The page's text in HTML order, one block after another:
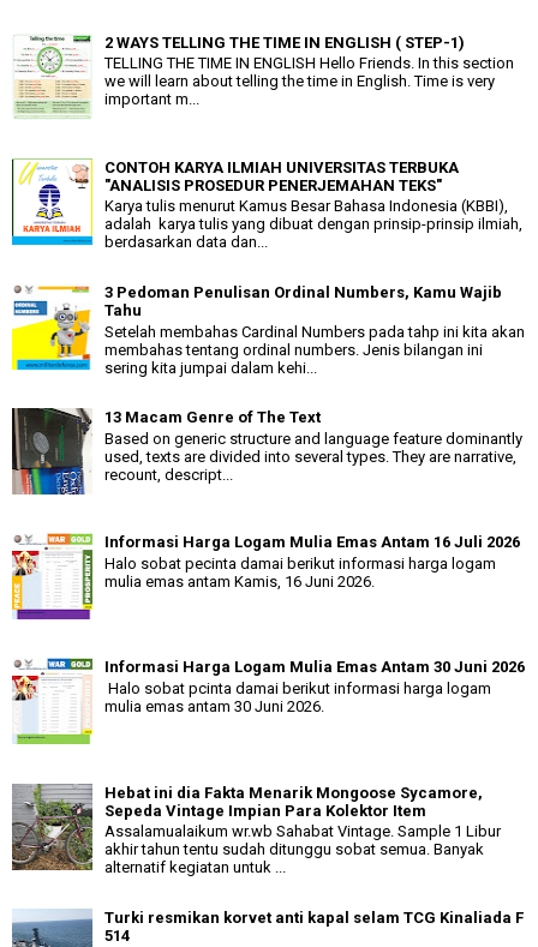
2 WAYS TELLING THE TIME IN ENGLISH ( STEP-1)
TELLING THE TIME IN ENGLISH Hello Friends. In this section
we will learn about telling the time in English. Time is very
important m...
CONTOH KARYA ILMIAH UNIVERSITAS TERBUKA
"ANALISIS PROSEDUR PENERJEMAHAN TEKS"
Karya tulis menurut Kamus Besar Bahasa Indonesia (KBBI),
adalah karya tulis yang dibuat dengan prinsip-prinsip ilmiah,
berdasarkan data dan...
3 Pedoman Penulisan Ordinal Numbers, Kamu Wajib
Tahu
Setelah membahas Cardinal Numbers pada tahp ini kita akan
membahas tentang ordinal numbers. Jenis bilangan ini
sering kita jumpai dalam kehi...
13 Macam Genre of The Text
Based on generic structure and language feature dominantly
used, texts are divided into several types. They are narrative,
recount, descript...
Informasi Harga Logam Mulia Emas Antam 16 Juli 2026
Halo sobat pecinta damai berikut informasi harga logam
mulia emas antam Kamis, 16 Juni 2026.
Informasi Harga Logam Mulia Emas Antam 30 Juni 2026
Halo sobat pcinta damai berikut informasi harga logam
mulia emas antam 30 Juni 2026.
Hebat ini dia Fakta Menarik Mongoose Sycamore,
Sepeda Vintage Impian Para Kolektor Item
Assalamualaikum wr.wb Sahabat Vintage. Sample 1 Libur
akhir tahun tentu sudah ditunggu sobat semua. Banyak
alternatif kegiatan untuk ...
Turki resmikan korvet anti kapal selam TCG Kinaliada F
514